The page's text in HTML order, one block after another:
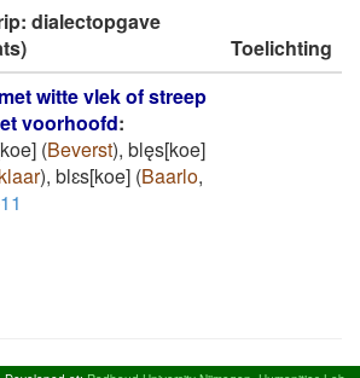
dialectopgave
Toelichting
witte vlek of streep
voorhoofd:
(Beverst), blęs[koe]
), blɛs[koe] (Baarlo,